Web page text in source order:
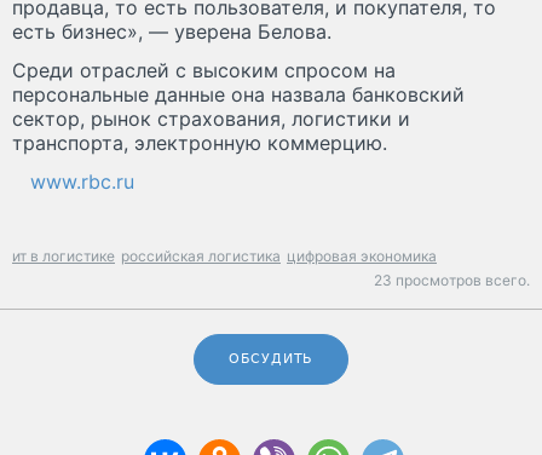
продавца, то есть пользователя, и покупателя, то
есть бизнес», — уверена Белова.
Среди отраслей с высоким спросом на
персональные данные она назвала банковский
сектор, рынок страхования, логистики и
транспорта, электронную коммерцию.
www.rbc.ru
ит в логистике российская логистика цифровая экономика
23 просмотров всего.
ОБСУДИТЬ